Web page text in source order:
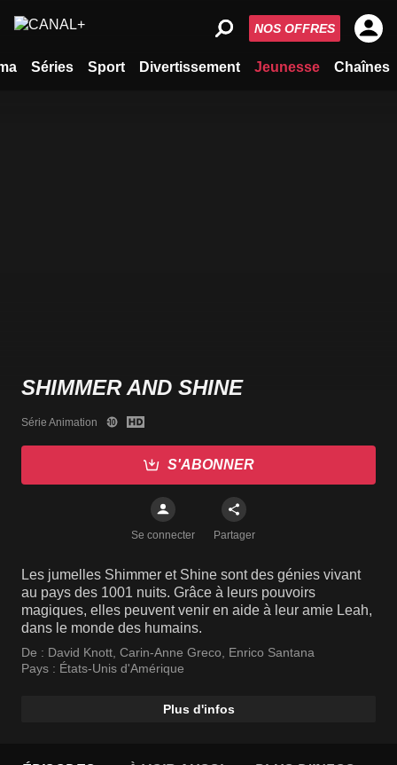
Séries Sport Divertissement Jeunesse Chaînes
NOS OFFRES
SHIMMER AND SHINE
Série Animation
S'ABONNER
Se connecter Partager
Les jumelles Shimmer et Shine sont des génies vivant
au pays des 1001 nuits. Grâce à leurs pouvoirs
magiques, elles peuvent venir en aide à leur amie Leah,
dans le monde des humains.
De : David Knott Carin-Anne Greco
Enrico Santana
Pays : États-Unis d'Amérique
Plus d'infos